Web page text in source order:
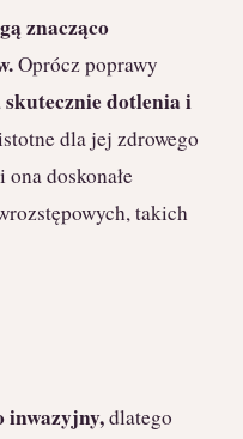
znacząco
Oprócz poprawy
skutecznie dotlenia i
dla jej zdrowego
doskonałe
takich
inwazyjny,dlatego